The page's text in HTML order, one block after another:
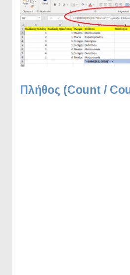
Πλήθος (Count /